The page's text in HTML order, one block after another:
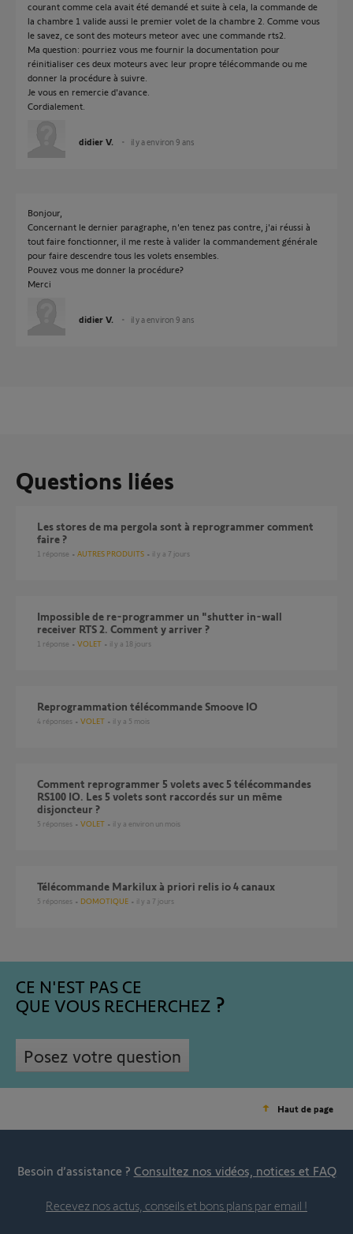
courant comme cela avait été demandé et suite à cela, la commande de
la chambre 1 valide aussi le premier volet de la chambre 2. Comme vous
le savez, ce sont des moteurs meteor avec une commande rts2.
Ma question: pourriez vous me fournir la documentation pour
réinitialiser ces deux moteurs avec leur propre télécommande ou me
donner la procédure à suivre.
Je vous en remercie d'avance.
Cordialement.
didier V. il y a environ 9 ans
Bonjour,
Concernant le dernier paragraphe, n'en tenez pas contre, j'ai réussi à
tout faire fonctionner, il me reste à valider la commandement générale
pour faire descendre tous les volets ensembles.
Pouvez vous me donner la procédure?
Merci
didier V. il y a environ 9 ans
Questions liées
les stores de ma pergola sont à reprogrammer comment
faire ?
1 réponse AUTRES PRODUITS il y a 7 jours
Impossible de re-programmer un "shutter in-wall
receiver RTS 2. Comment y arriver ?
1 réponse VOLET il y a 18 jours
Reprogrammation télécommande Smoove IO
4 réponses VOLET il y a 5 mois
Comment reprogrammer 5 volets avec 5 télécommandes
RS100 IO. Les 5 volets sont raccordés sur un même
disjoncteur ?
5 réponses VOLET il y a environ un mois
Télécommande Markilux à priori relis io 4 canaux
5 réponses DOMOTIQUE il y a 7 jours
CE N'EST PAS CE
QUE VOUS RECHERCHEZ
Posez votre question
Haut de page
Besoin d’assistance ? Consultez nos vidéos, notices et FAQ
Recevez nos actus, conseils et bons plans par email !